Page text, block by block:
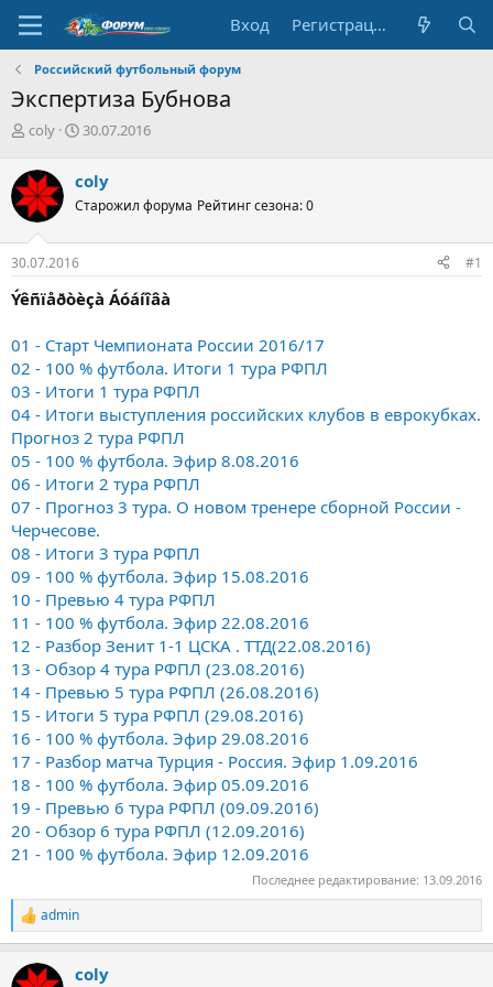
Вход Регистрация
Российский футбольный форум
Экспертиза Бубнова
А
т
о
р
т
е
м
coly
Д
а
н
ч
а
30.07.2016
coly
Старожил форума Рейтинг сезона: 0
30.07.2016 #1
Ýêñïåðòèçà Áóáíîâà
01 - Старт Чемпионата России 2016/17
02 - 100 % футбола. Итоги 1 тура РФПЛ
03 - Итоги 1 тура РФПЛ
04 - Итоги выступления российских клубов в еврокубках.
Прогноз 2 тура РФПЛ
05 - 100 % футбола. Эфир 8.08.2016
06 - Итоги 2 тура РФПЛ
07 - Прогноз 3 тура. О новом тренере сборной России -
Черчесове.
08 - Итоги 3 тура РФПЛ
09 - 100 % футбола. Эфир 15.08.2016
10 - Превью 4 тура РФПЛ
11 - 100 % футбола. Эфир 22.08.2016
12 - Разбор Зенит 1-1 ЦСКА . ТТД(22.08.2016)
13 - Обзор 4 тура РФПЛ (23.08.2016)
14 - Превью 5 тура РФПЛ (26.08.2016)
15 - Итоги 5 тура РФПЛ (29.08.2016)
16 - 100 % футбола. Эфир 29.08.2016
17 - Разбор матча Турция - Россия. Эфир 1.09.2016
18 - 100 % футбола. Эфир 05.09.2016
19 - Превью 6 тура РФПЛ (09.09.2016)
20 - Обзор 6 тура РФПЛ (12.09.2016)
21 - 100 % футбола. Эфир 12.09.2016
Последнее редактирование: 13.09.2016
Р
е
к
admin
coly